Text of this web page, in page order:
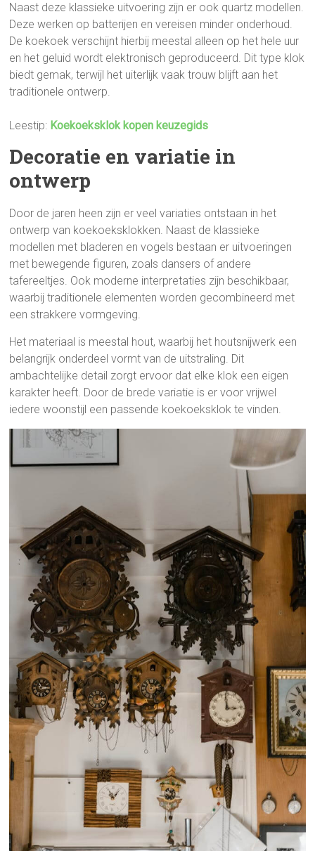
Naast deze klassieke uitvoering zijn er ook quartz modellen.
Deze werken op batterijen en vereisen minder onderhoud.
De koekoek verschijnt hierbij meestal alleen op het hele uur
en het geluid wordt elektronisch geproduceerd. Dit type klok
biedt gemak, terwijl het uiterlijk vaak trouw blijft aan het
traditionele ontwerp.
Leestip: Koekoeksklok kopen keuzegids
Decoratie en variatie in
ontwerp
Door de jaren heen zijn er veel variaties ontstaan in het
ontwerp van koekoeksklokken. Naast de klassieke
modellen met bladeren en vogels bestaan er uitvoeringen
met bewegende figuren, zoals dansers of andere
tafereeltjes. Ook moderne interpretaties zijn beschikbaar,
waarbij traditionele elementen worden gecombineerd met
een strakkere vormgeving.
Het materiaal is meestal hout, waarbij het houtsnijwerk een
belangrijk onderdeel vormt van de uitstraling. Dit
ambachtelijke detail zorgt ervoor dat elke klok een eigen
karakter heeft. Door de brede variatie is er voor vrijwel
iedere woonstijl een passende koekoeksklok te vinden.